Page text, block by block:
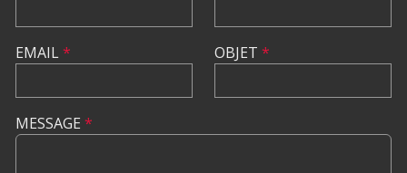
EMAIL* OBJET *
MESSAGE *